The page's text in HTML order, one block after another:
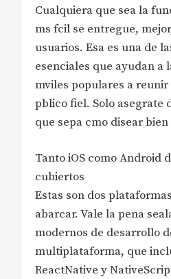
Cualquiera que sea la
ms fcil se entregue,
usuarios. Esa es una de
esenciales que ayudan a
mviles populares a
pblico fiel. Solo asegrate
que sepa cmo disear
Tanto iOS como Android
cubiertos
Estas son dos
abarcar. Vale la pena
modernos de desarrollo
multiplataforma, que
ReactNative y